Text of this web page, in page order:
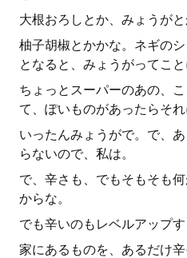
大根おろしとか、みょうがと
柚子胡椒とかかな。ネギの
となると、みょうがってこと
ちょっとスーパーのあの、
て、ぽいものがあったらそ
いったんみょうがで。で、
らないので、私は。
で、辛さも、でもそもそも
からな。
でも辛いのもレベルアップ
家にあるものを、あるだけ